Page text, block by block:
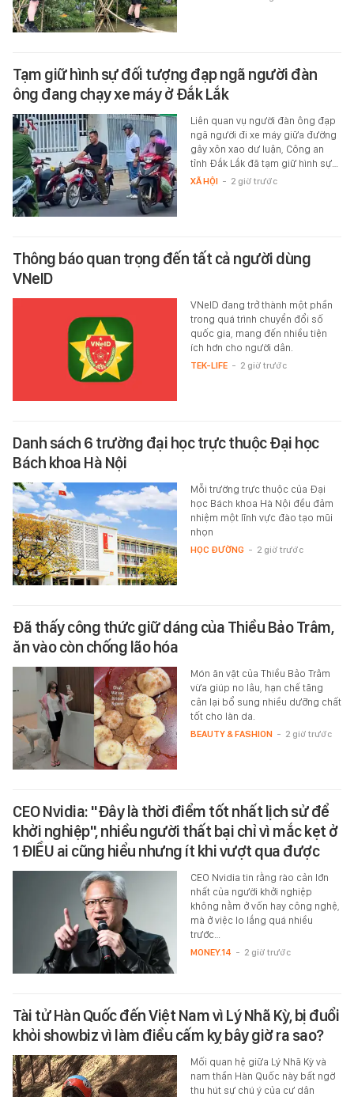
Tạm giữ hình sự đối tượng đạp ngã người đàn
ông đang chạy xe máy ở Đắk Lắk
Liên quan vụ người đàn ông đạp
ngã người đi xe máy giữa đường
gây xôn xao dư luận, Công an
tỉnh Đắk Lắk đã tạm giữ hình sự…
XÃ HỘI - 2 giờ trước
Thông báo quan trọng đến tất cả người dùng
VNeID
VNeID đang trở thành một phần
trong quá trình chuyển đổi số
quốc gia, mang đến nhiều tiện
ích hơn cho người dân.
TEK-LIFE - 2 giờ trước
Danh sách 6 trường đại học trực thuộc Đại học
Bách khoa Hà Nội
Mỗi trường trực thuộc của Đại
học Bách khoa Hà Nội đều đảm
nhiệm một lĩnh vực đào tạo mũi
nhọn
HỌC ĐƯỜNG - 2 giờ trước
Đã thấy công thức giữ dáng của Thiều Bảo Trâm,
ăn vào còn chống lão hóa
Món ăn vặt của Thiều Bảo Trâm
vừa giúp no lâu, hạn chế tăng
cân lại bổ sung nhiều dưỡng chất
tốt cho làn da.
BEAUTY & FASHION - 2 giờ trước
CEO Nvidia: "Đây là thời điểm tốt nhất lịch sử để
khởi nghiệp", nhiều người thất bại chỉ vì mắc kẹt ở
1 ĐIỀU ai cũng hiểu nhưng ít khi vượt qua được
CEO Nvidia tin rằng rào cản lớn
nhất của người khởi nghiệp
không nằm ở vốn hay công nghệ,
mà ở việc lo lắng quá nhiều
trước…
MONEY.14 - 2 giờ trước
Tài tử Hàn Quốc đến Việt Nam vì Lý Nhã Kỳ, bị đuổi
khỏi showbiz vì làm điều cấm kỵ bây giờ ra sao?
Mối quan hệ giữa Lý Nhã Kỳ và
nam thần Hàn Quốc này bất ngờ
thu hút sự chú ý của cư dân